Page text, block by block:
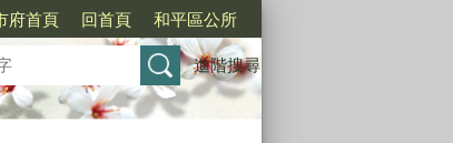
府首頁 回首頁 和平區公所
進階搜尋